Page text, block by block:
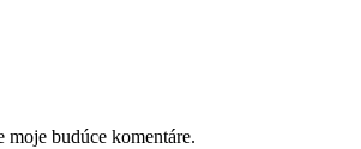
budúce komentáre.